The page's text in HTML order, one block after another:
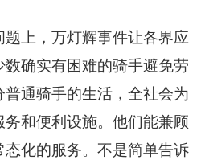
，万灯辉事件让各界应
确实有困难的骑手避免劳
通骑手的生活，全社会为
和便利设施。他们能兼顾
化的服务。不是简单告诉